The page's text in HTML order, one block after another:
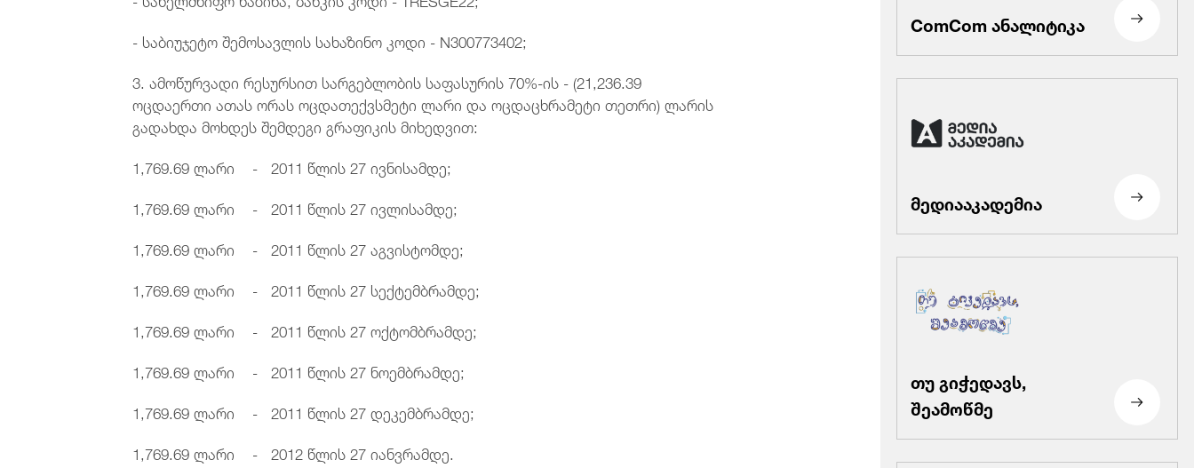
- საბიუჯეტო შემოსავლის სახაზინო კოდი - N300773402;
3. ამოწურვადი რესურსით სარგებლობის საფასურის 70%-ის - (21,236.39
ოცდაერთი ათას ორას ოცდათექვსმეტი ლარი და ოცდაცხრამეტი თეთრი) ლარის
გადახდა მოხდეს შემდეგი გრაფიკის მიხედვით:
1,769.69 ლარი - 2011 წლის 27 ივნისამდე;
1,769.69 ლარი - 2011 წლის 27 ივლისამდე;
1,769.69 ლარი - 2011 წლის 27 აგვისტომდე;
1,769.69 ლარი - 2011 წლის 27 სექტემბრამდე;
1,769.69 ლარი - 2011 წლის 27 ოქტომბრამდე;
1,769.69 ლარი - 2011 წლის 27 ნოემბრამდე;
1,769.69 ლარი - 2011 წლის 27 დეკემბრამდე;
1,769.69 ლარი - 2012 წლის 27 იანვრამდე.
ComCom ანალიტიკა
მედიააკადემია
თუ გიჭედავს,
შეამოწმე